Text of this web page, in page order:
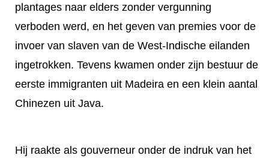
plantages naar elders zonder vergunning
verboden werd, en het geven van premies voor de
invoer van slaven van de West-Indische eilanden
ingetrokken. Tevens kwamen onder zijn bestuur de
eerste immigranten uit Madeira en een klein aantal
Chinezen uit Java.
Hij raakte als gouverneur onder de indruk van het